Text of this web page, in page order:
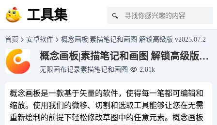
工具集 🔍
首页 安卓软件 概念画板|素描笔记和画图 解锁高级版 v2025.07.2
概念画板|素描笔记和画图 解锁高级版
v2025.07.2
无限画布记录素描笔记和画图 2.81k
概念画板是一款基于矢量的软件，使得每一笔都可编辑和
缩放。使用我们的微移、切割和选取工具能够让您在无需
重新绘制的前提下轻松修改草图中的任意元素。概念画板